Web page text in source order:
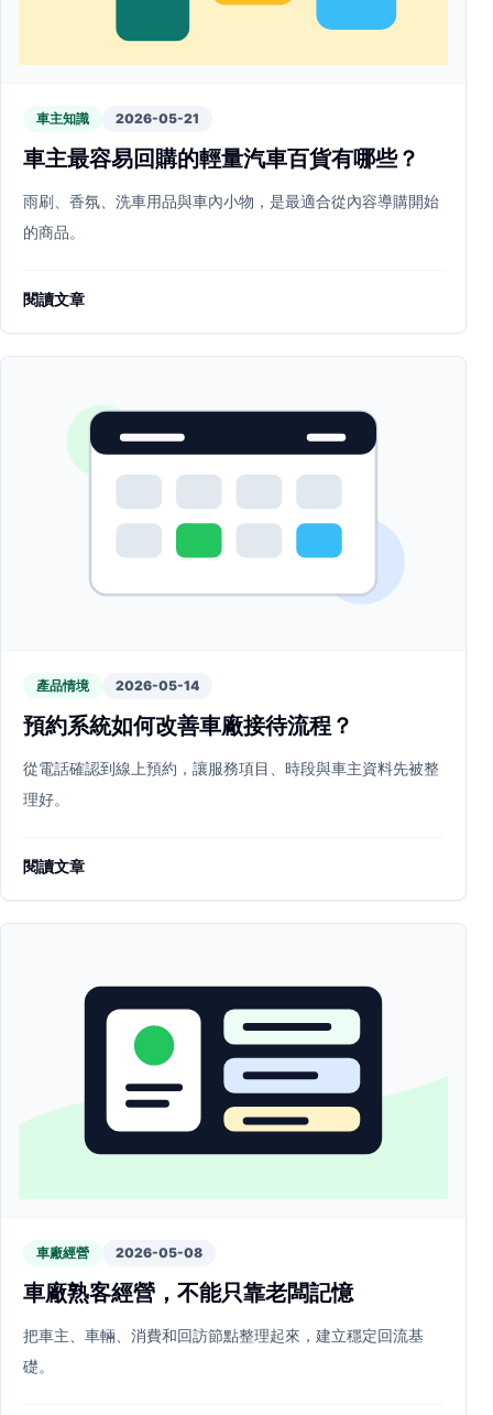
車主知識 2026-05-21
車主最容易回購的輕量汽車百貨有哪些？
雨刷、香氛、洗車用品與車內小物，是最適合從內容導購開始
的商品。
閱讀文章
產品情境 2026-05-14
預約系統如何改善車廠接待流程？
從電話確認到線上預約，讓服務項目、時段與車主資料先被整
理好。
閱讀文章
車廠經營 2026-05-08
車廠熟客經營，不能只靠老闆記憶
把車主、車輛、消費和回訪節點整理起來，建立穩定回流基
礎。